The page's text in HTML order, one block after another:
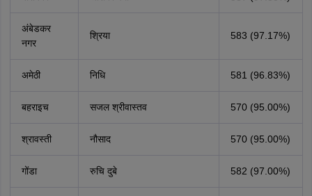
अंबेडकर
नगर
श्रिया 583 (97.17%)
अमेठी निधि 581 (96.83%)
बहराइच सजल श्रीवास्तव 570 (95.00%)
श्रावस्ती नौसाद 570 (95.00%)
गोंडा रुचि दुबे 582 (97.00%)